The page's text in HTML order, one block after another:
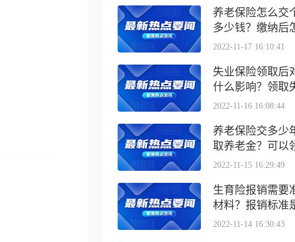
养老保险怎么交
多少钱？缴纳后
2022-11-17 16:10:41
失业保险领取后
什么影响？领取
2022-11-16 16:08:44
养老保险交多少
取养老金？可以
2022-11-15 16:29:49
生育险报销需要
材料？报销标准
2022-11-14 16:30:43